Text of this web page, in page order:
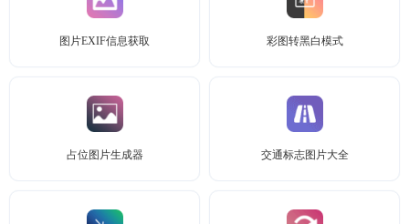
图片EXIF信息获取 彩图转黑白模式
占位图片生成器 交通标志图片大全